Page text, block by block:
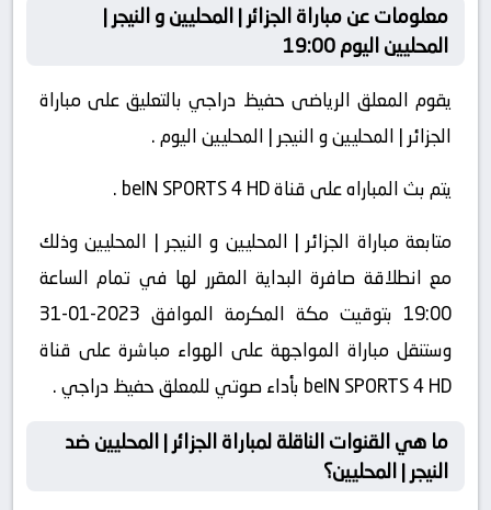
معلومات عن مباراة الجزائر | المحليين و النيجر |
المحليين اليوم 19:00
يقوم المعلق الرياضى حفيظ دراجي بالتعليق على مباراة
الجزائر | المحليين و النيجر | المحليين اليوم .
يتم بث المباراه على قناة beIN SPORTS 4 HD .
متابعة مباراة الجزائر | المحليين و النيجر | المحليين وذلك
مع انطلاقة صافرة البداية المقرر لها في تمام الساعة
19:00 بتوقيت مكة المكرمة الموافق 2023-01-31
وستنقل مباراة المواجهة على الهواء مباشرة على قناة
beIN SPORTS 4 HD بأداء صوتي للمعلق حفيظ دراجي .
ما هي القنوات الناقلة لمباراة الجزائر | المحليين ضد
النيجر | المحليين؟